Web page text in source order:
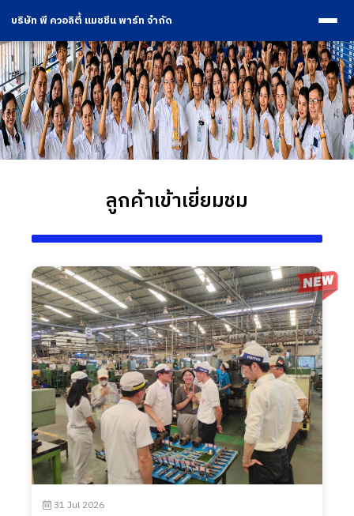
บริษัท พี ควอลิตี้ แมชชีน พาร์ท จำกัด
ลูกค้าเข้าเยี่ยมชม
31 Jul 2026